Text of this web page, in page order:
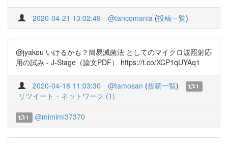
2020-04-21 13:02:49 @tancomania (投稿一覧)
@jyakou いけるかも？簡易滅菌法 としてのマイクロ波照射応
用の試み - J-Stage（論文PDF） https://t.co/XCP1qUYAq1
2020-04-18 11:03:30 @tamosan (投稿一覧) 1
リツイート・ネットワーク (1)
1 @mimimi37370